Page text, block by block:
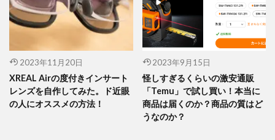
2023年11月20日
XREAL Airの度付きインサート
レンズを自作してみた。ド近眼
の人にオススメの方法！
2023年9月15日
怪しすぎるくらいの激安通販
「Temu」で試し買い！本当に
商品は届くのか？商品の質はど
うなのか？